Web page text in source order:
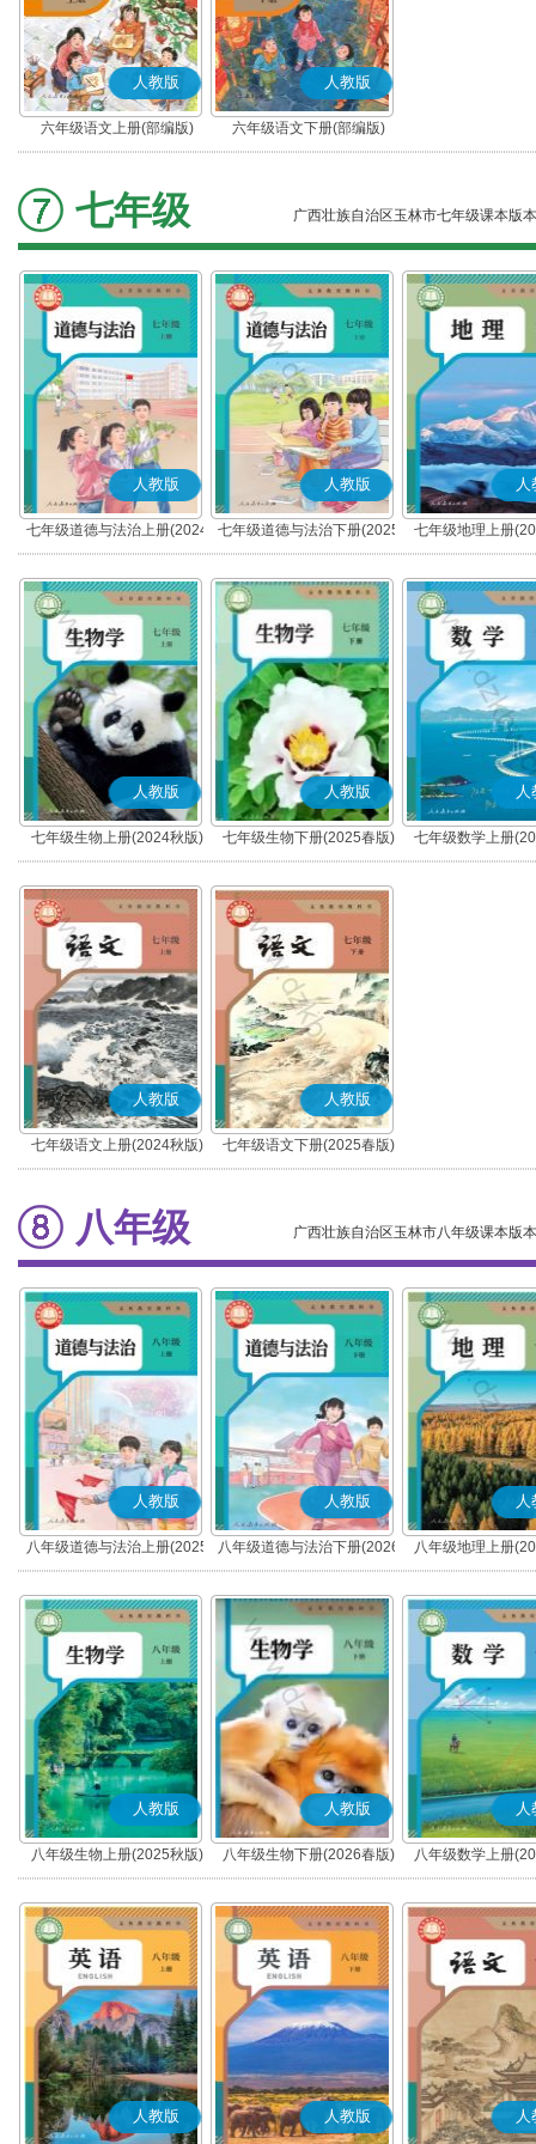
人教版
六年级语文上册(部编版)
人教版
六年级语文下册(部编版)
七年级 广西壮族自治区玉林市七年级课本版本
人教版
七年级道德与法治上册(2024
秋版)(部编版)
人教版
七年级道德与法治下册(2025
春版)(部编版)
人
七年级地理上册
人教版
七年级生物上册(2024秋版)
人教版
七年级生物下册(2025春版)
人
七年级数学上册
人教版
七年级语文上册(2024秋版)
(部编版)
人教版
七年级语文下册(2025春版)
(部编版)
八年级 广西壮族自治区玉林市八年级课本版本
人教版
八年级道德与法治上册(2025
秋版)(部编版)
人教版
八年级道德与法治下册(2026
春版)(部编版)
人
八年级地理上册
人教版
八年级生物上册(2025秋版)
人教版
八年级生物下册(2026春版)
人
八年级数学上册
人教版 人教版 人